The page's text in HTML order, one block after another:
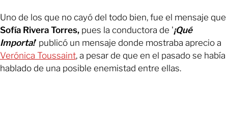
Uno de los que no cayó del todo bien, fue el mensaje que
Sofía Rivera Torres, pues la conductora de '¡Qué
Importa!' publicó un mensaje donde mostraba aprecio a
Verónica Toussaint, a pesar de que en el pasado se había
hablado de una posible enemistad entre ellas.